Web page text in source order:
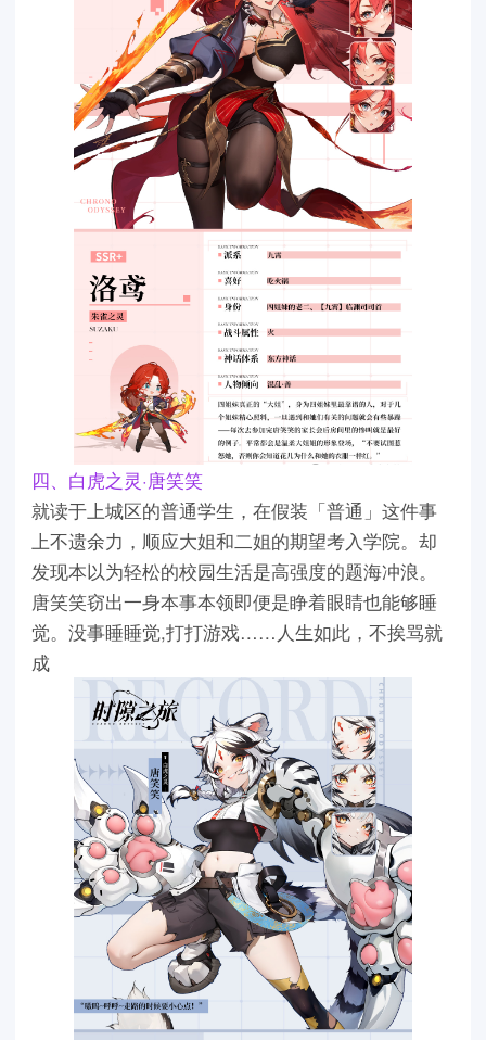
四、白虎之灵·唐笑笑
就读于上城区的普通学生，在假装「普通」这件事
上不遗余力，顺应大姐和二姐的期望考入学院。却
发现本以为轻松的校园生活是高强度的题海冲浪。
唐笑笑窃出一身本事本领即便是睁着眼睛也能够睡
觉。没事睡睡觉,打打游戏……人生如此，不挨骂就
成